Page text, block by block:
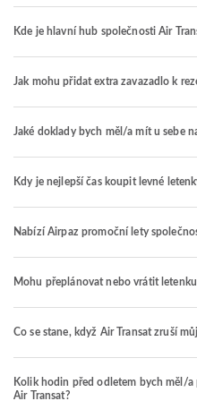
Kde je hlavní hub společnosti Air
Jak mohu přidat extra zavazadlo k
Jaké doklady bych měl/a mít u sebe
Kdy je nejlepší čas koupit levné
Nabízí Airpaz promoční lety
Mohu přeplánovat nebo vrátit
Co se stane, když Air Transat zruší
Kolik hodin před odletem bych měl/
Air Transat?